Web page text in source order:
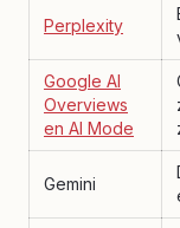
Perplexity
Google AI
Overviews
en AI Mode
Gemini